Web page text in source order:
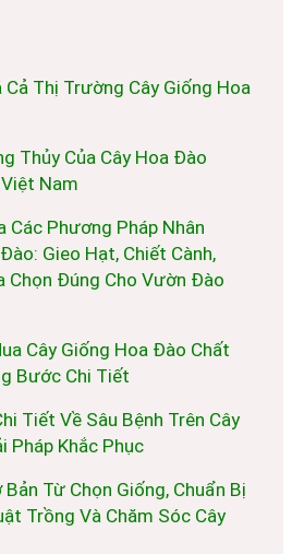
Cả Thị Trường Cây Giống Hoa
Thủy Của Cây Hoa Đào
Nam
Các Phương Pháp Nhân
Gieo Hạt, Chiết Cành,
Chọn Đúng Cho Vườn Đào
Cây Giống Hoa Đào Chất
Bước Chi Tiết
Tiết Về Sâu Bệnh Trên Cây
Pháp Khắc Phục
Từ Chọn Giống, Chuẩn Bị
Trồng Và Chăm Sóc Cây